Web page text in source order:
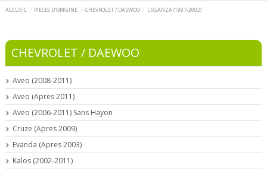
ACCUEIL PIECES D'ORIGINE CHEVROLET / DAEWOO LEGANZA (1997-2002)
CHEVROLET / DAEWOO
Aveo (2008-2011)
Aveo (Apres 2011)
Aveo (2006-2011) Sans Hayon
Cruze (Apres 2009)
Evanda (Apres 2003)
Kalos (2002-2011)